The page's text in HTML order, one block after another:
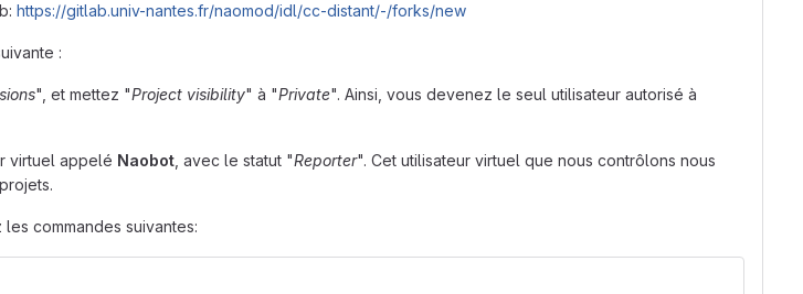
https://gitlab.univ-nantes.fr/naomod/idl/cc-distant/-/forks/new
:
", et mettez "Project visibility" à "Private". Ainsi, vous devenez le seul utilisateur autorisé à
virtuel appelé Naobot , avec le statut "Reporter". Cet utilisateur virtuel que nous contrôlons nous
commandes suivantes: